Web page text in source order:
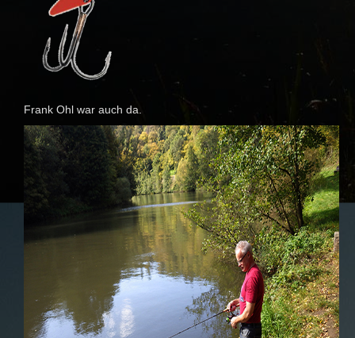
Frank Ohl war auch da.